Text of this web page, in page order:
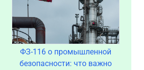
ФЗ-116 о промышленной
безопасности: что важно